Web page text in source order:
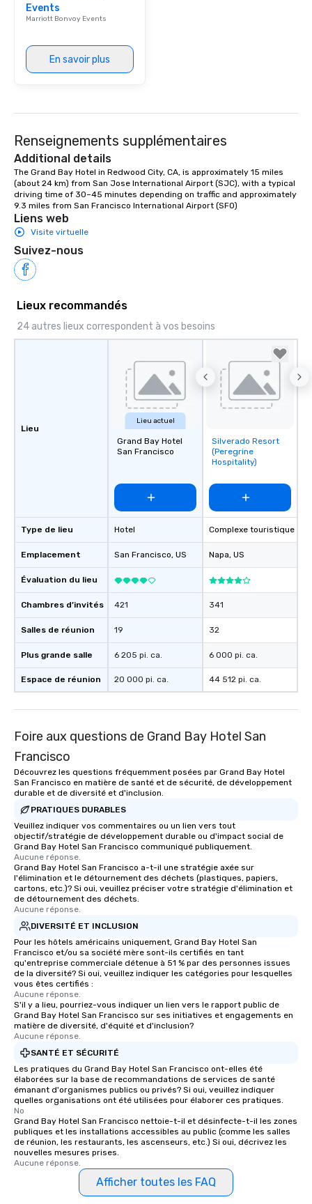
Events
Marriott Bonvoy Events
En savoir plus
Renseignements supplémentaires
Additional details
The Grand Bay Hotel in Redwood City, CA, is approximately 15 miles
(about 24 km) from San Jose International Airport (SJC), with a typical
driving time of 30–45 minutes depending on traffic and approximately
9.3 miles from San Francisco International Airport (SFO)
Liens web
Visite virtuelle
Suivez-nous
Lieux recommandés
24 autres lieux correspondent à vos besoins
Lieu
Type de lieu
Emplacement
Évaluation du lieu
Chambres d’invités
Salles de réunion
Plus grande salle
Espace de réunion
Lieu actuel
Grand Bay Hotel
San Francisco
Hotel
San Francisco, US
421
19
6 205 pi. ca.
20 000 pi. ca.
Removed from
favorites
Silverado Resort
(Peregrine
Hospitality)
Complexe touristique
Napa, US
341
32
6 000 pi. ca.
44 512 pi. ca.
Foire aux questions de Grand Bay Hotel San
Francisco
Découvrez les questions fréquemment posées par Grand Bay Hotel
San Francisco en matière de santé et de sécurité, de développement
durable et de diversité et d'inclusion.
PRATIQUES DURABLES
Veuillez indiquer vos commentaires ou un lien vers tout
objectif/stratégie de développement durable ou d'impact social de
Grand Bay Hotel San Francisco communiqué publiquement.
Aucune réponse.
Grand Bay Hotel San Francisco a-t-il une stratégie axée sur
l'élimination et le détournement des déchets (plastiques, papiers,
cartons, etc.)? Si oui, veuillez préciser votre stratégie d'élimination et
de détournement des déchets.
Aucune réponse.
DIVERSITÉ ET INCLUSION
Pour les hôtels américains uniquement, Grand Bay Hotel San
Francisco et/ou sa société mère sont-ils certifiés en tant
qu'entreprise commerciale détenue à 51 % par des personnes issues
de la diversité? Si oui, veuillez indiquer les catégories pour lesquelles
vous êtes certifiés :
Aucune réponse.
S'il y a lieu, pourriez-vous indiquer un lien vers le rapport public de
Grand Bay Hotel San Francisco sur ses initiatives et engagements en
matière de diversité, d'équité et d'inclusion?
Aucune réponse.
SANTÉ ET SÉCURITÉ
Les pratiques du Grand Bay Hotel San Francisco ont-elles été
élaborées sur la base de recommandations de services de santé
émanant d'organismes publics ou privés? Si oui, veuillez indiquer
quelles organisations ont été utilisées pour élaborer ces pratiques.
No
Grand Bay Hotel San Francisco nettoie-t-il et désinfecte-t-il les zones
publiques et les installations accessibles au public (comme les salles
de réunion, les restaurants, les ascenseurs, etc.) Si oui, décrivez les
nouvelles mesures prises.
Aucune réponse.
Afficher toutes les FAQ